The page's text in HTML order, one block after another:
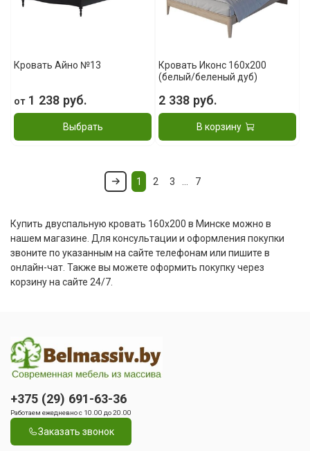
Кровать Айно №13
от1 238 руб.
Выбрать
Кровать Иконс 160x200
(белый/беленый дуб)
2 338 руб.
В корзину
1 2 3 … 7
Купить двуспальную кровать 160x200 в Минске можно в
нашем магазине. Для консультации и оформления покупки
звоните по указанным на сайте телефонам или пишите в
онлайн-чат. Также вы можете оформить покупку через
корзину на сайте 24/7.
+375 (29) 691-63-36
Работаем ежедневно с 10.00 до 20.00
Заказать звонок